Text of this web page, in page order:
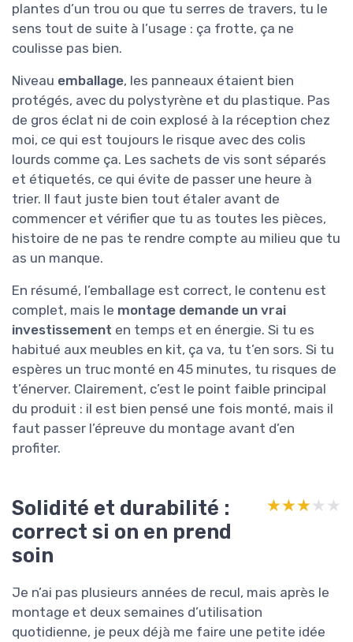
plantes d’un trou ou que tu serres de travers, tu le
sens tout de suite à l’usage : ça frotte, ça ne
coulisse pas bien.
Niveau emballage, les panneaux étaient bien
protégés, avec du polystyrène et du plastique. Pas
de gros éclat ni de coin explosé à la réception chez
moi, ce qui est toujours le risque avec des colis
lourds comme ça. Les sachets de vis sont séparés
et étiquetés, ce qui évite de passer une heure à
trier. Il faut juste bien tout étaler avant de
commencer et vérifier que tu as toutes les pièces,
histoire de ne pas te rendre compte au milieu que tu
as un manque.
En résumé, l’emballage est correct, le contenu est
complet, mais le montage demande un vrai
investissement en temps et en énergie. Si tu es
habitué aux meubles en kit, ça va, tu t’en sors. Si tu
espères un truc monté en 45 minutes, tu risques de
t’énerver. Clairement, c’est le point faible principal
du produit : il est bien pensé une fois monté, mais il
faut passer l’épreuve du montage avant d’en
profiter.
Solidité et durabilité :
correct si on en prend
soin
★★★★★
★★★★★
Je n’ai pas plusieurs années de recul, mais après le
montage et deux semaines d’utilisation
quotidienne, je peux déjà me faire une petite idée